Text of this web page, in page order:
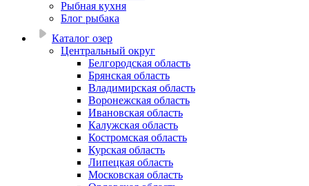
Рыбная кухня
Блог рыбака
Каталог озер
Центральный округ
Белгородская область
Брянская область
Владимирская область
Воронежская область
Ивановская область
Калужская область
Костромская область
Курская область
Липецкая область
Московская область